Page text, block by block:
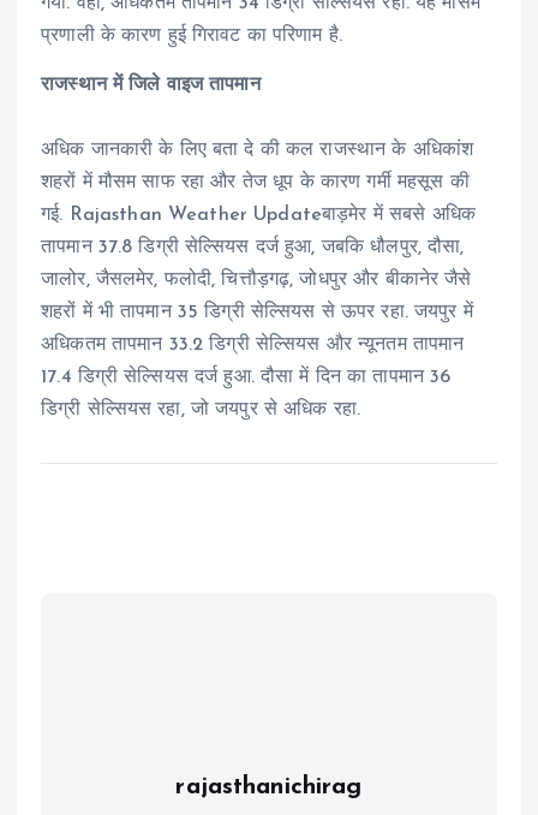
प्रणाली के कारण हुई गिरावट का परिणाम है.
राजस्थान में जिले वाइज तापमान
अधिक जानकारी के लिए बता दे की कल राजस्थान के अधिकांश
शहरों में मौसम साफ रहा और तेज धूप के कारण गर्मी महसूस की
गई. Rajasthan Weather Updateबाड़मेर में सबसे अधिक
तापमान 37.8 डिग्री सेल्सियस दर्ज हुआ, जबकि धौलपुर, दौसा,
जालोर, जैसलमेर, फलोदी, चित्तौड़गढ़, जोधपुर और बीकानेर जैसे
शहरों में भी तापमान 35 डिग्री सेल्सियस से ऊपर रहा. जयपुर में
अधिकतम तापमान 33.2 डिग्री सेल्सियस और न्यूनतम तापमान
17.4 डिग्री सेल्सियस दर्ज हुआ. दौसा में दिन का तापमान 36
डिग्री सेल्सियस रहा, जो जयपुर से अधिक रहा.
rajasthanichirag